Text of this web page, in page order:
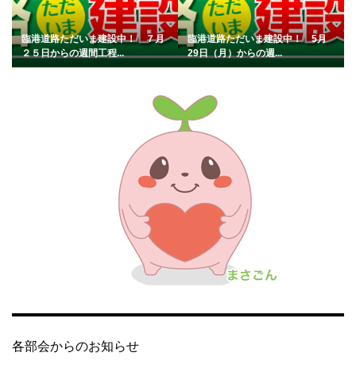
臨港道路ただいま建設中！ ７月
２５日からの週間工程...
臨港道路ただいま建設中！ 5月
29日（月）からの週...
各部会からのお知らせ